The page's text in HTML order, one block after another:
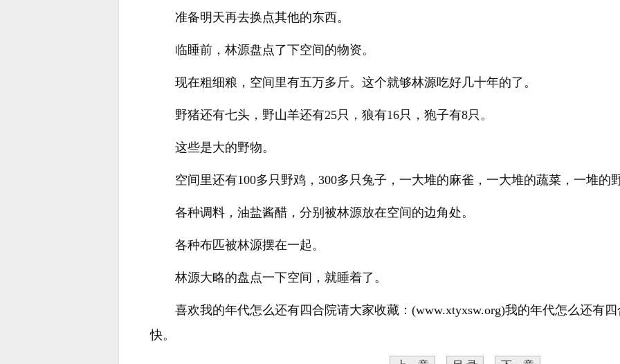
准备明天再去换点其他的东西。
临睡前，林源盘点了下空间的物资。
现在粗细粮，空间里有五万多斤。这个就够林源吃好几十年的了。
野猪还有七头，野山羊还有25只，狼有16只，狍子有8只。
这些是大的野物。
空间里还有100多只野鸡，300多只兔子，一大堆的麻雀，一大堆的蔬菜，一堆的
各种调料，油盐酱醋，分别被林源放在空间的边角处。
各种布匹被林源摆在一起。
林源大略的盘点一下空间，就睡着了。
喜欢我的年代怎么还有四合院请大家收藏：(www.xtyxsw.org)我的年代怎么还有
快。